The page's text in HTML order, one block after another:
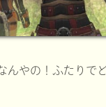
んやの！ふたりで